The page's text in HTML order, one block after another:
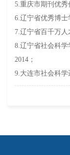
5.重庆市期刊优秀
6.辽宁省优秀博士
7.辽宁省百千万人
8.辽宁省社会科学
2014；
9.大连市社会科学